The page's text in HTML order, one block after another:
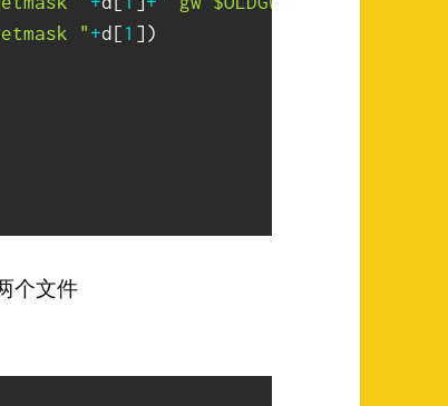
"+d [ 1 ] )
个文件